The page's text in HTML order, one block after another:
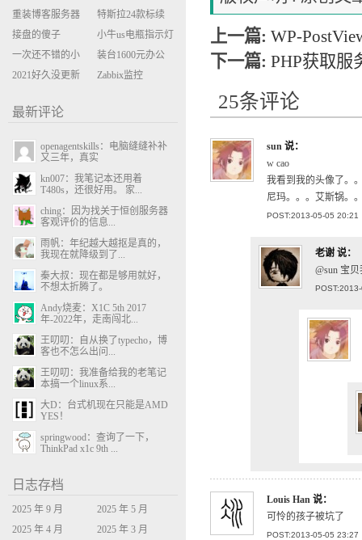
上一篇: WP-
下一篇: PHP获取服
25条评论
sun 说：
w cao
我看到我的头像了。
尼玛。。。艾斯锅。
POST:2013-05-05 20:21
老谢 说：
@sun 宝
Louis Han 说：
可怜的孩子被坑了
POST:2013-05-05 23:27
缝缝补补的事
座大山？当架构
决策变成配置清
单比价
重装博客服务器
环境
特斯拉24款标续
Model Y 2万公里
使用体验
接盘的傻子
小牛us电瓶指示灯
闪三次不上电
一次还不错的小
米售后体验
装台1600元办公
主机
2021好久没更新
Zabbix监控
最新评论
openagentskills：电脑缝缝补补
又三年，真实
kn007：我笔记本还用着
T480s，还很好用。 家...
ching：因为找关于恒创服务器
客观评价的信息...
雨帆：年纪越大越抠是真的，
我现在就降级到了...
秦大叔：现在都是够用就好，
不想太折腾了。
Andy烧麦：X1C 5th 2017
年-2022年，走南闯北...
王叨叨：自从换了typecho，博
客也不怎么出问...
王叨叨：我准备给我的老笔记
本搞一个linux系...
大D：台式机现在只能是AMD
YES！
springwood：查询了一下，
ThinkPad x1c 9th ...
日志存档
2025 年 9 月
2025 年 5 月
2025 年 4 月
2025 年 3 月